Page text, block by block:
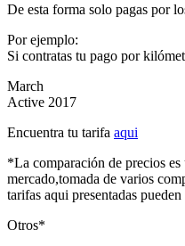
De esta forma solo pagas por
Por ejemplo:
Si contratas tu pago por
March
Active 2017
Encuentra tu tarifa aqui
*La comparación de precios
mercado,tomada de varios
tarifas aqui presentadas pueden
Otros*